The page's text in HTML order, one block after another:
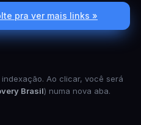
pra ver mais links »
Ao clicar, você será
Brasil) numa nova aba.